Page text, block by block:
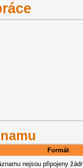
Formát
nejsou připojeny